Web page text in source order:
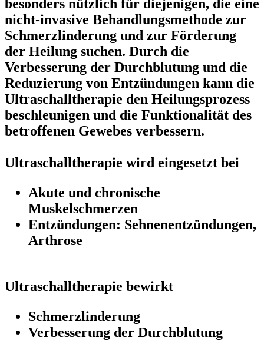
besonders nützlich für diejenigen, die eine
nicht-invasive Behandlungsmethode zur
Schmerzlinderung und zur Förderung
der Heilung suchen. Durch die
Verbesserung der Durchblutung und die
Reduzierung von Entzündungen kann die
Ultraschalltherapie den Heilungsprozess
beschleunigen und die Funktionalität des
betroffenen Gewebes verbessern.
Ultraschalltherapie wird eingesetzt bei
Akute und chronische
Muskelschmerzen
Entzündungen: Sehnenentzündungen,
Arthrose
Ultraschalltherapie bewirkt
Schmerzlinderung
Verbesserung der Durchblutung